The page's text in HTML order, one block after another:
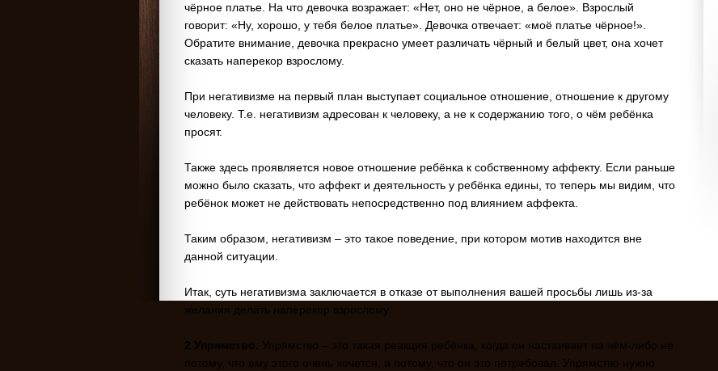
чёрное платье. На что девочка возражает: «Нет, оно не чёрное, а белое». Взрослый
говорит: «Ну, хорошо, у тебя белое платье». Девочка отвечает: «моё платье чёрное!».
Обратите внимание, девочка прекрасно умеет различать чёрный и белый цвет, она хочет
сказать наперекор взрослому.
При негативизме на первый план выступает социальное отношение, отношение к другому
человеку. Т.е. негативизм адресован к человеку, а не к содержанию того, о чём ребёнка
просят.
Также здесь проявляется новое отношение ребёнка к собственному аффекту. Если раньше
можно было сказать, что аффект и деятельность у ребёнка едины, то теперь мы видим, что
ребёнок может не действовать непосредственно под влиянием аффекта.
Таким образом, негативизм – это такое поведение, при котором мотив находится вне
данной ситуации.
Итак, суть негативизма заключается в отказе от выполнения вашей просьбы лишь из-за
желания делать наперекор взрослому.
2 Упрямство. Упрямство – это такая реакция ребёнка, когда он настаивает на чём-либо не
потому, что ему этого очень хочется, а потому, что он это потребовал. Упрямство нужно